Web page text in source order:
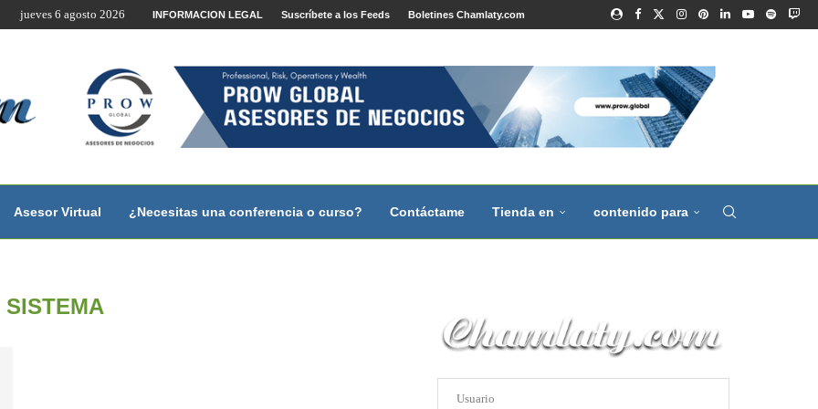
por Internet y Videoconferencia.
jueves 6 agosto 2026 INFORMACION LEGAL Suscríbete a los Feeds Boletines Chamlaty.com
Asesor Virtual ¿Necesitas una conferencia o curso? Contáctame Tienda en contenido para
SISTEMA